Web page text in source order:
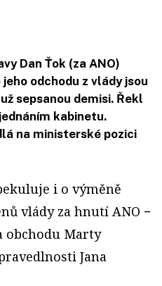
Dan Ťok (za ANO)
odchodu z vlády jsou
sepsanou demisi. Řekl
kabinetu.
na ministerské pozici
i o výměně
vlády za hnutí ANO −
Marty
Jana